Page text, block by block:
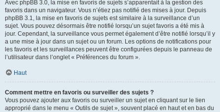
Avec phpBB 3.0, la mise en favoris de sujets s’apparentait à la gestion des
favoris dans un navigateur. Vous n’étiez pas notifié des mises à jour. Depuis
phpBB 3.1, la mise en favoris de sujets est similaire à la surveillance d’un
sujet. Vous pouvez désormais être notifié lorsqu’un sujet favoris a été mis à
jour. Cependant, la surveillance vous permet également d’être notifié lorsqu’il y
a une mise à jour dans un sujet ou un forum. Les options de notifications pour
les favoris et les surveillances peuvent être configurées depuis le panneau de
l’utilisateur dans l’onglet « Préférences du forum ».
Haut
Comment mettre en favoris ou surveiller des sujets ?
Vous pouvez ajouter aux favoris ou surveiller un sujet en cliquant sur le lien
approprié dans le menu « Outils de sujet », souvent placé en haut et en bas du